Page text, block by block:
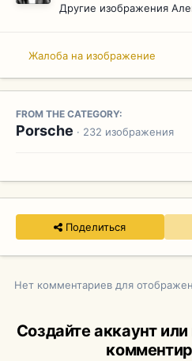
Другие изображения
Жалоба на изображение
FROM THE CATEGORY:
Porsche · 232 изображения
Поделиться
Нет комментариев для
Создайте аккаунт